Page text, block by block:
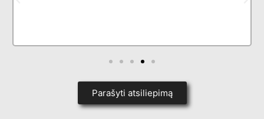
Parašyti atsiliepimą